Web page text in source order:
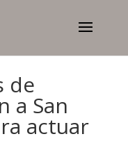
de
a San
actuar